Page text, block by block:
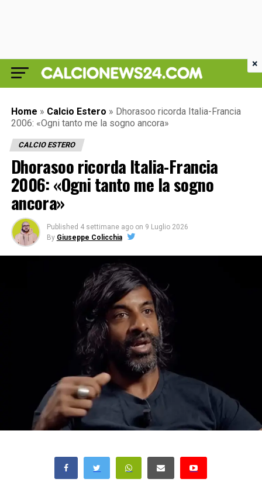
Home » Calcio Estero » Dhorasoo ricorda Italia-Francia
2006: «Ogni tanto me la sogno ancora»
CALCIO ESTERO
Dhorasoo ricorda Italia-Francia
2006: «Ogni tanto me la sogno
ancora»
Published 4 settimane ago on 9 Luglio 2026
By Giuseppe Colicchia
×